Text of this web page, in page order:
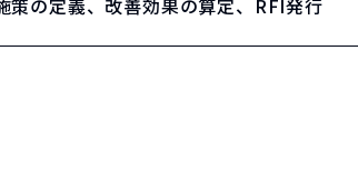
策の定義、改善効果の算定、RFI発行